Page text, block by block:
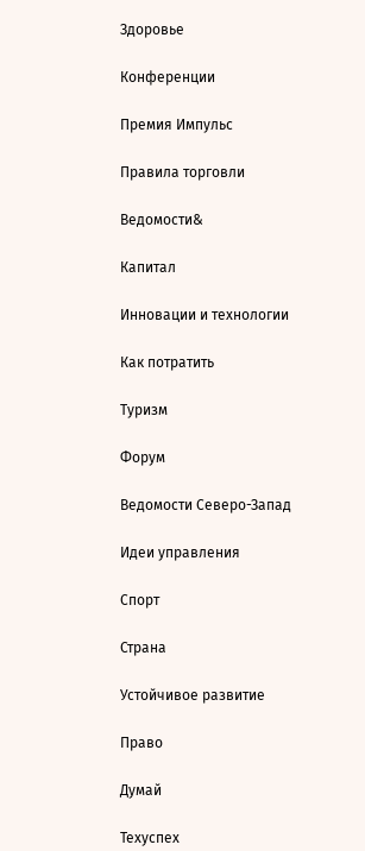
Здоровье
Конференции
Премия Импульс
Правила торговли
Ведомости&
Капитал
Инновации и технологии
Как потратить
Туризм
Форум
Ведомости Северо-Запад
Идеи управления
Спорт
Страна
Устойчивое развитие
Право
Думай
Техуспех